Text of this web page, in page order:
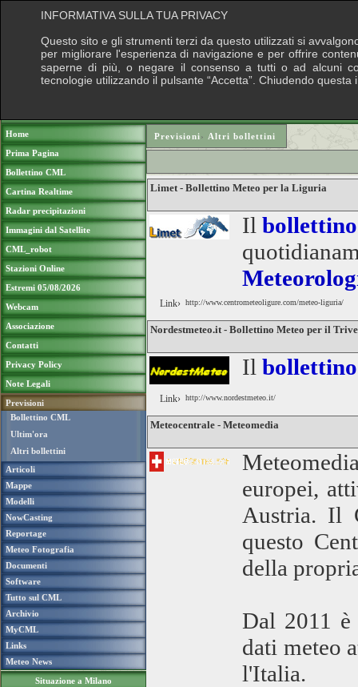
Home
Prima Pagina
Bollettino CML
Cartina Realtime
Radar precipitazioni
Immagini dal Satellite
CML_robot
Stazioni Online
Estremi 05/08/2026
Webcam
Associazione
Contatti
Privacy Policy
Note Legali
Previsioni
Bollettino CML
Ultim'ora
Altri bollettini
Articoli
Mappe
Modelli
NowCasting
Reportage
Meteo Fotografia
Documenti
Software
Tutto sul CML
Archivio
MyCML
Links
Meteo News
Situazione a Milano
Previsioni› Altri bollettini
Limet - Bollettino Meteo per la Liguria
Il
Link› http://www.centrometeoligure.com/meteo-liguria/
Nordestmeteo.it - Bollettino Meteo per il
Il
Link› http://www.nordestmeteo.it/
Meteocentrale - Meteomedia
europei,
Austria. Il
questo
della
Dal 2011
dati meteo
l'Italia.
INFORMATIVA SULLA TUA PRIVACY
Questo sito e gli strumenti terzi da questo utilizzati si
per migliorare l'esperienza di navigazione e per offrire
saperne di più, o negare il consenso a tutti o ad alcuni
tecnologie utilizzando il pulsante “Accetta”. Chiudendo